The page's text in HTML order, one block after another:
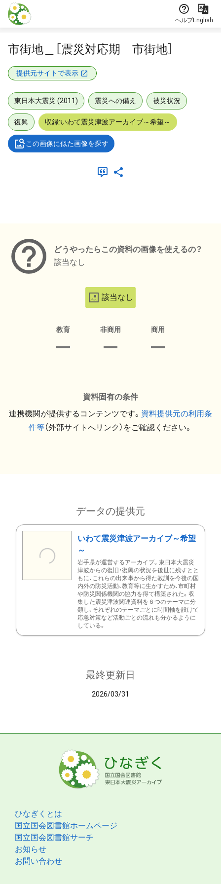
本文に飛ぶ
ヘルプEnglish
市街地＿［震災対応期 市街地］
提供元サイトで表示
東日本大震災 (2011) 震災への備え 被災状況
復興 収録:いわて震災津波アーカイブ～希望～
この画像に似た画像を探す
どうやったらこの資料の画像を使えるの？
該当なし
該当なし
教育 非商用 商用
資料固有の条件
連携機関が提供するコンテンツです。 資料提供元の利用条
件等（外部サイトへリンク）をご確認ください。
データの提供元
いわて震災津波アーカイブ～希望
～
岩手県が運営するアーカイブ。東日本大震災
津波からの復旧・復興の状況を後世に残すとと
もに、これらの出来事から得た教訓を今後の国
内外の防災活動、教育等に生かすため、市町村
や防災関係機関の協力を得て構築された。収
集した震災津波関連資料を６つのテーマに分
類し、それぞれのテーマごとに時間軸を設けて
応急対策など活動ごとの流れも分かるように
している。
最終更新日
2026/03/31
ひなぎくとは
国立国会図書館ホームページ
国立国会図書館サーチ
お知らせ
お問い合わせ